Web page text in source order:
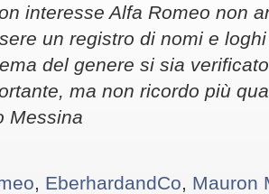
interesse Alfa Romeo non
un registro di nomi e
del genere si sia
ma non ricordo più
Messina
EberhardandCo Mauron